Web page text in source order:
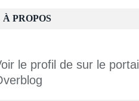
À PROPOS
le profil de sur le portail